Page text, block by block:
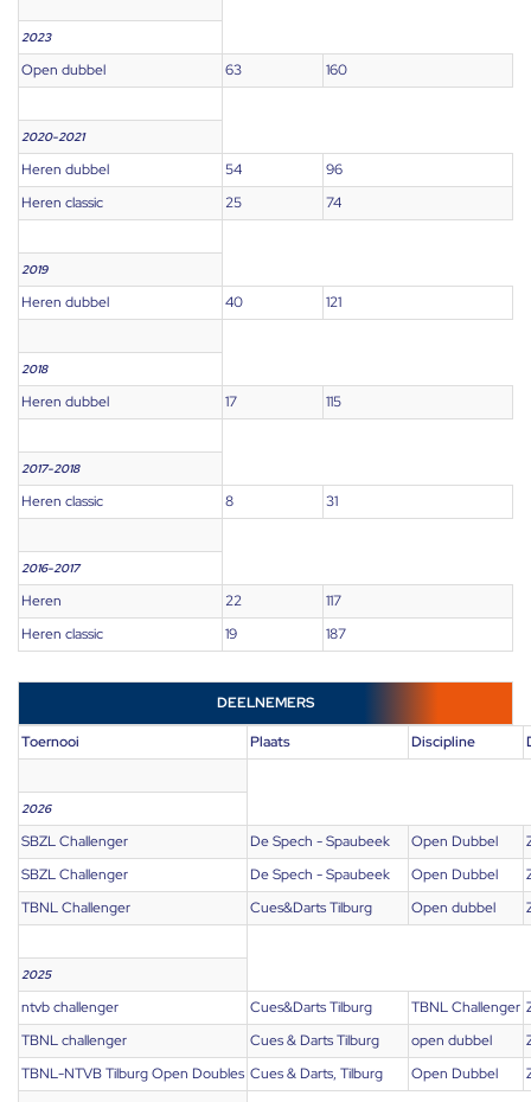
2023
Open dubbel 63 160
2020-2021
Heren dubbel 54
96
Heren classic
25 74
2019
Heren dubbel 40 121
2018
Heren dubbel 17 115
2017-2018
Heren classic 8 31
2016-2017
Heren 22
117
Heren classic
19 187
DEELNEMERS
Toernooi Plaats Discipline
2026
SBZL Challenger De Spech - Spaubeek Open Dubbel
SBZL Challenger
De Spech - Spaubeek Open Dubbel
TBNL Challenger
Cues&Darts Tilburg Open dubbel
2025
ntvb challenger Cues&Darts Tilburg TBNL Challenger
TBNL challenger
Cues & Darts Tilburg open dubbel
TBNL-NTVB Tilburg Open Doubles Cues & Darts, Tilburg Open Dubbel